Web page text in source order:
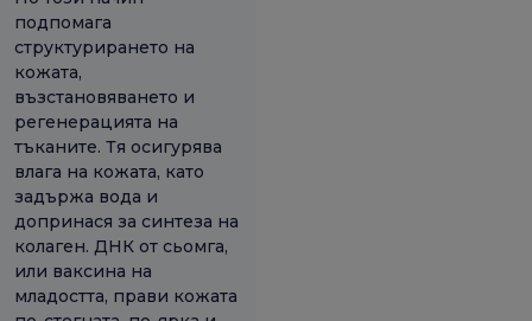
подпомага
структурирането на
кожата,
възстановяването и
регенерацията на
тъканите. Тя осигурява
влага на кожата, като
задържа вода и
допринася за синтеза на
колаген. ДНК от сьомга,
или ваксина на
младостта, прави кожата